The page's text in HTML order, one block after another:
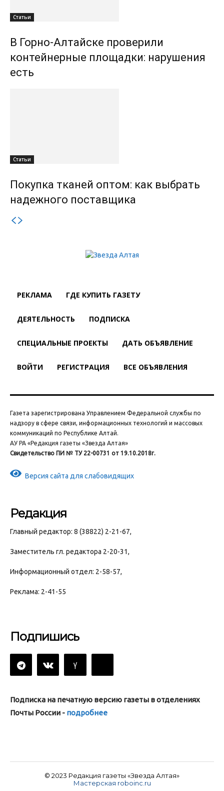
Статьи
В Горно-Алтайске проверили
контейнерные площадки: нарушения
есть
Статьи
Покупка тканей оптом: как выбрать
надежного поставщика
РЕКЛАМА ГДЕ КУПИТЬ ГАЗЕТУ
ДЕЯТЕЛЬНОСТЬ ПОДПИСКА
СПЕЦИАЛЬНЫЕ ПРОЕКТЫ ДАТЬ ОБЪЯВЛЕНИЕ
ВОЙТИ РЕГИСТРАЦИЯ ВСЕ ОБЪЯВЛЕНИЯ
Газета зарегистрирована Управлением Федеральной службы по
надзору в сфере связи, информационных технологий и массовых
коммуникаций по Республике Алтай.
АУ РА «Редакция газеты «Звезда Алтая»
Свидетельство ПИ № ТУ 22-00731 от 19.10.2018г.
Версия сайта для слабовидящих
Редакция
Главный редактор: 8 (38822) 2-21-67,
Заместитель гл. редактора 2-20-31,
Информационный отдел: 2-58-57,
Реклама: 2-41-55
Подпишись
Подписка на печатную версию газеты в отделениях
Почты России - подробнее
© 2023 Редакция газеты «Звезда Алтая»
Мастерская roboinc.ru